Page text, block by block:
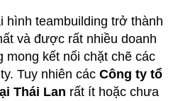
hình teambuilding trở thành
và được rất nhiều doanh
mong kết nối chặt chẽ các
Tuy nhiên các Công ty tổ
Thái Lan rất ít hoặc chưa